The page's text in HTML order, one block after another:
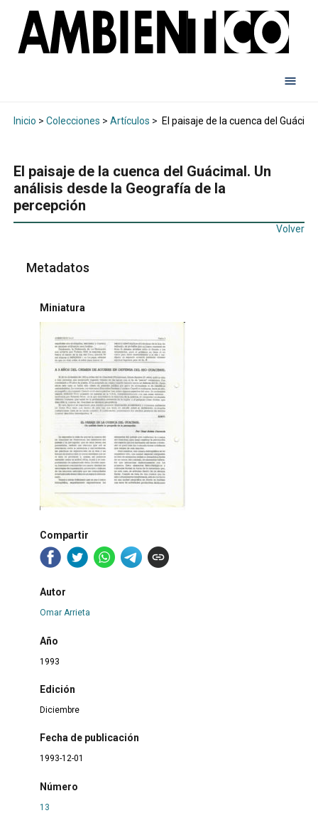
Inicio > Colecciones > Artículos > El paisaje de la cuenca del
El paisaje de la cuenca del Guácimal. Un
análisis desde la Geografía de la
percepción
Volver
Metadatos
Miniatura
Compartir
Autor
Omar Arrieta
Año
1993
Edición
Diciembre
Fecha de publicación
1993-12-01
Número
13